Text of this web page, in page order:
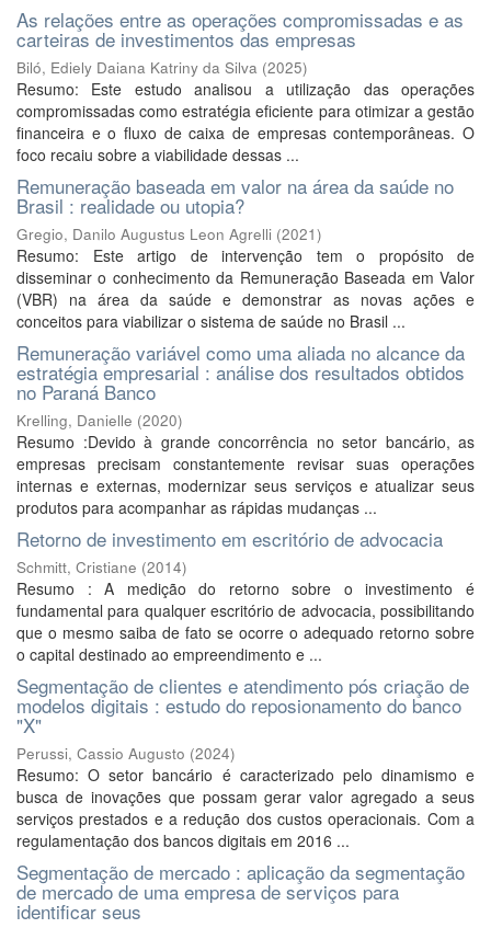
As relações entre as operações compromissadas e as
carteiras de investimentos das empresas
Biló, Ediely Daiana Katriny da Silva (2025)
Resumo: Este estudo analisou a utilização das operações
compromissadas como estratégia eficiente para otimizar a gestão
financeira e o fluxo de caixa de empresas contemporâneas. O
foco recaiu sobre a viabilidade dessas ...
Remuneração baseada em valor na área da saúde no
Brasil : realidade ou utopia?
Gregio, Danilo Augustus Leon Agrelli (2021)
Resumo: Este artigo de intervenção tem o propósito de
disseminar o conhecimento da Remuneração Baseada em Valor
(VBR) na área da saúde e demonstrar as novas ações e
conceitos para viabilizar o sistema de saúde no Brasil ...
Remuneração variável como uma aliada no alcance da
estratégia empresarial : análise dos resultados obtidos
no Paraná Banco
Krelling, Danielle (2020)
Resumo :Devido à grande concorrência no setor bancário, as
empresas precisam constantemente revisar suas operações
internas e externas, modernizar seus serviços e atualizar seus
produtos para acompanhar as rápidas mudanças ...
Retorno de investimento em escritório de advocacia
Schmitt, Cristiane (2014)
Resumo : A medição do retorno sobre o investimento é
fundamental para qualquer escritório de advocacia, possibilitando
que o mesmo saiba de fato se ocorre o adequado retorno sobre
o capital destinado ao empreendimento e ...
Segmentação de clientes e atendimento pós criação de
modelos digitais : estudo do reposionamento do banco
"X"
Perussi, Cassio Augusto (2024)
Resumo: O setor bancário é caracterizado pelo dinamismo e
busca de inovações que possam gerar valor agregado a seus
serviços prestados e a redução dos custos operacionais. Com a
regulamentação dos bancos digitais em 2016 ...
Segmentação de mercado : aplicação da segmentação
de mercado de uma empresa de serviços para
identificar seus